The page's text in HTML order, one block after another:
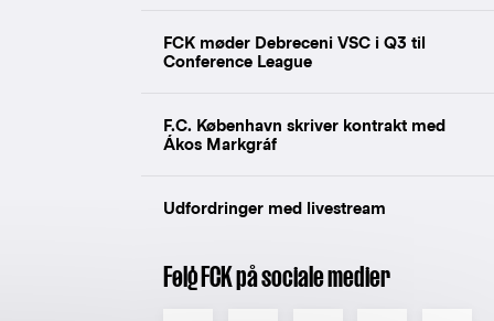
FCK møder Debreceni VSC i Q3 til
Conference League
F.C. København skriver kontrakt med
Ákos Markgráf
Udfordringer med livestream
Følg FCK på sociale medier